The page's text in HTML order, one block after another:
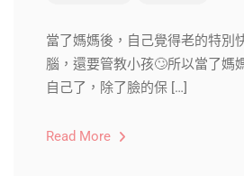
當了媽媽後，自己覺得老的特別
腦，還要管教小孩🙄所以當了媽
自己了，除了臉的保 […]
Read More